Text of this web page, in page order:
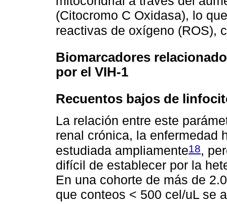
(Citocromo C Oxidasa), lo
reactivas de oxígeno (ROS),
Biomarcadores
por el VIH-1
Recuentos bajos de
La relación entre este
renal crónica, la enfermedad
estudiada ampliamente18,
difícil de establecer por la
En una cohorte de más de
que conteos < 500 cel/uL se